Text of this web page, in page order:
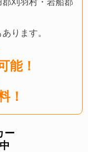
ります。
能！
！
ー